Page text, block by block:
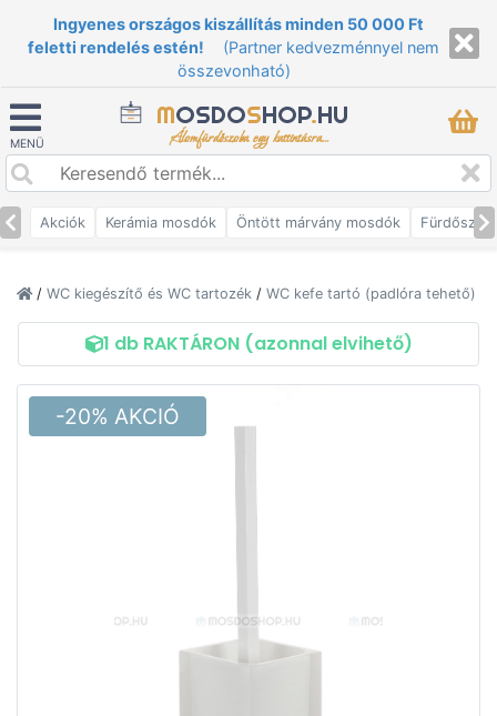
Ingyenes országos kiszállítás minden 50 000 Ft
feletti rendelés estén!
(Partner kedvezménnyel nem
összevonható)
MENÜ
MOSDOSHOP.HU
Álomfürdőszoba egy kattintásra...
Akciók Kerámia mosdók Öntött márvány mosdók
/ WC kiegészítő és WC tartozék / WC kefe tartó (padlóra tehető)
1 db RAKTÁRON (azonnal elvihető)
-20% AKCIÓ